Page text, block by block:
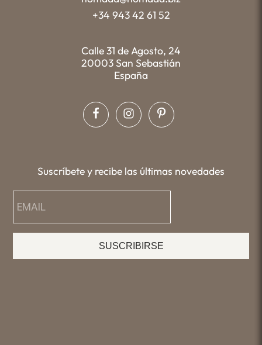
+34 943 42 61 52
Calle 31 de Agosto, 24
20003 San Sebastián
España
Suscríbete y recibe las últimas novedades
SUSCRIBIRSE